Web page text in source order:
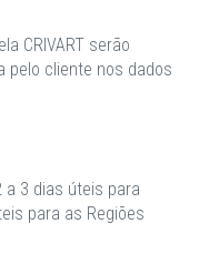
CRIVART serão
pelo cliente nos dados
a 3 dias úteis para
para as Regiões